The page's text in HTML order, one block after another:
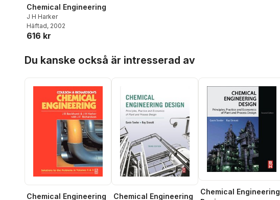
Chemical Engineering
J H Harker
Häftad, 2002
616 kr
Du kanske också är intresserad av
Chemical Engineering Chemical Engineering
Chemical Engineering